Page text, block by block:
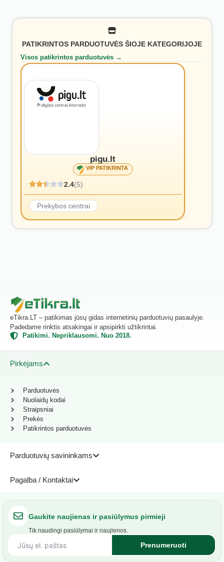
PATIKRINTOS PARDUOTUVĖS ŠIOJE KATEGORIJOJE
Visos patikrintos parduotuvės →
pigu.lt
VIP PATIKRINTA
2.4(5)
Prekybos centrai
eTikra.LT – patikimas jūsų gidas internetinių parduotuvių pasaulyje.
Padedame rinktis atsakingai ir apsipirkti užtikrintai.
Patikimi. Nepriklausomi. Nuo 2018.
Pirkėjams
Parduotuvių savininkams
Pagalba / Kontaktai
Parduotuvės
Nuolaidų kodai
Straipsniai
Prekės
Patikrintos parduotuvės
Gaukite naujienas ir pasiūlymus pirmieji
Tik naudingi pasiūlymai ir naujienos.
Prenumeruoti